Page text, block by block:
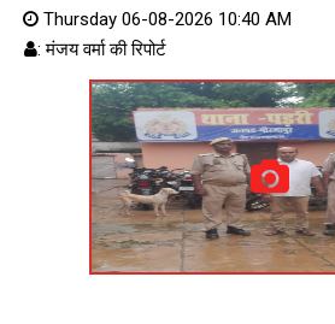
Thursday 06-08-2026 10:40 AM
: मंजय वर्मा की रिपोर्ट